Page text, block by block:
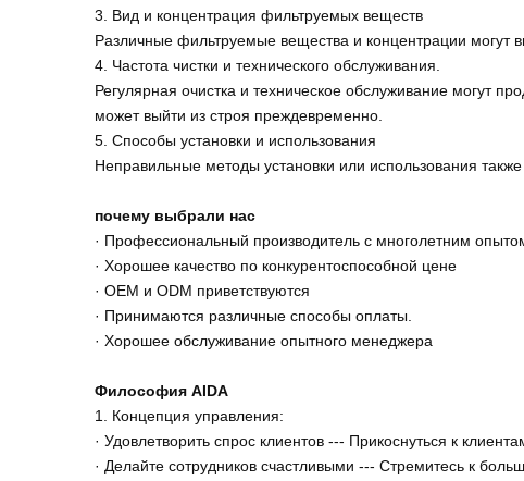
3. Вид и концентрация фильтруемых веществ
Различные фильтруемые вещества и концентрации могут
4. Частота чистки и технического обслуживания.
Регулярная очистка и техническое обслуживание могут
может выйти из строя преждевременно.
5. Способы установки и использования
Неправильные методы установки или использования
почему выбрали нас
· Профессиональный производитель с многолетним
· Хорошее качество по конкурентоспособной цене
· OEM и ODM приветствуются
· Принимаются различные способы оплаты.
· Хорошее обслуживание опытного менеджера
Философия AIDA
1. Концепция управления:
· Удовлетворить спрос клиентов --- Прикоснуться к
· Делайте сотрудников счастливыми --- Стремитесь к